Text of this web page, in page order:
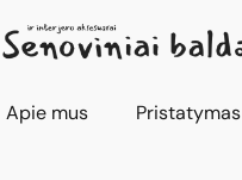
Apie mus Pristatymas